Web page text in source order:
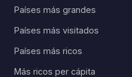
Países más grandes
Países más visitados
Países más ricos
Más ricos per cápita